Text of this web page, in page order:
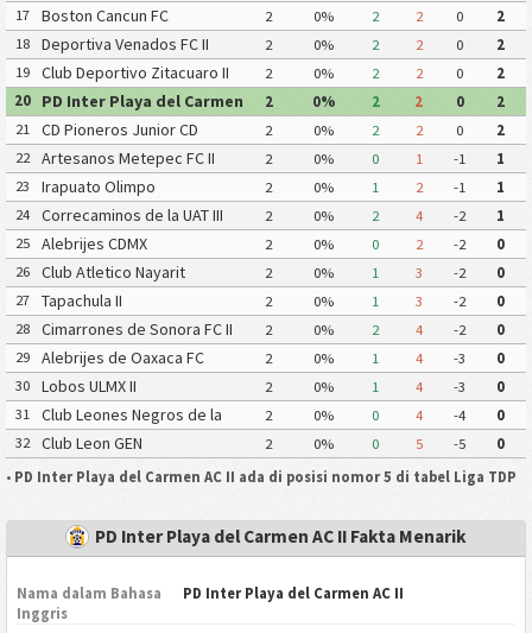
17
Boston Cancun FC 2 0% 2 2 0
2
18
Deportiva Venados FC II 2 0% 2 2 0
2
19
Club Deportivo Zitacuaro II 2 0% 2 2 0
2
20
PD Inter Playa del Carmen
AC II
2 0% 2 2 0
2
21
CD Pioneros Junior CD
Pioneros de Cancun II
2 0% 2 2 0
2
22
Artesanos Metepec FC II 2 0% 0 1 -1
1
23
Irapuato Olimpo 2 0% 1 2 -1
1
24
Correcaminos de la UAT III 2 0% 2 4 -2
1
25
Alebrijes CDMX 2 0% 0 2 -2
0
26
Club Atletico Nayarit 2 0% 1 3 -2
0
27
Tapachula II 2 0% 1 3 -2
0
28
Cimarrones de Sonora FC II 2 0% 2 4 -2
0
29
Alebrijes de Oaxaca FC 2 0% 1 4 -3
0
30
Lobos ULMX II 2 0% 1 4 -3
0
31
Club Leones Negros de la
Universidad de Guadalajara III
2 0% 0 4 -4
0
32
Club Leon GEN 2 0% 0 5 -5
0
• PD Inter Playa del Carmen AC II ada di posisi nomor 5 di tabel Liga TDP
PD Inter Playa del Carmen AC II Fakta Menarik
Nama dalam Bahasa
Inggris
PD Inter Playa del Carmen AC II